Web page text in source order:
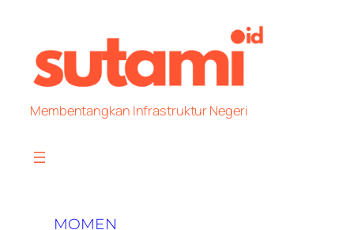
content
Membentangkan Infrastruktur Negeri
MOMEN